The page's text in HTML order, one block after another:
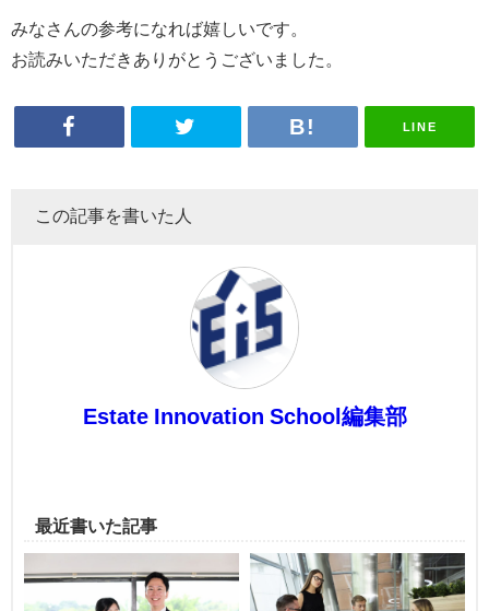
みなさんの参考になれば嬉しいです。
お読みいただきありがとうございました。
LINE
この記事を書いた人
Estate Innovation School編集部
最近書いた記事